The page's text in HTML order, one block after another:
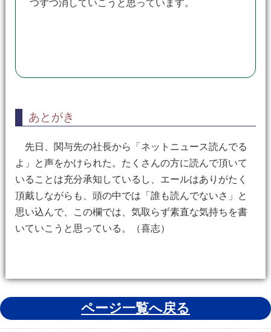
つずつ消していこうと思っています。
あとがき
先日、関与先の社長から「ネットニュース読んでる
よ」と声をかけられた。たくさんの方に読んで頂いて
いることは充分承知しているし、エールはありがたく
頂戴しながらも、頭の中では「誰も読んでないさ」と
思い込んで、この欄では、気取らず素直な気持ちを書
いていこうと思っている。（喜志）
ページ一覧へ戻る